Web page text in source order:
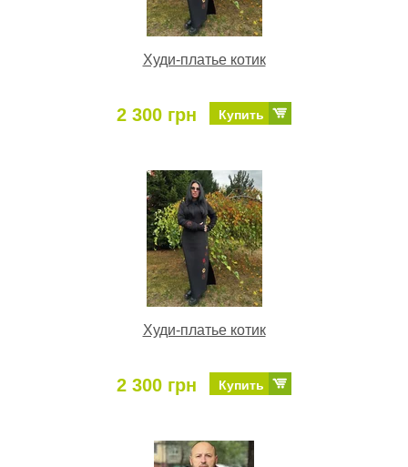
Худи-платье котик
2 300 грн Купить
Худи-платье котик
2 300 грн Купить